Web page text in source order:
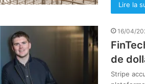
Lire la
16/04/
de
Stripe